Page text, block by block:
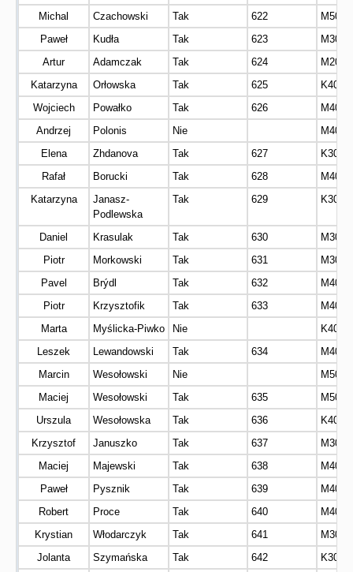
Michal
Czachowski Tak 622
M50
Paweł
Kudła Tak 623
M30
Artur
Adamczak Tak 624
M20
Katarzyna
Orłowska Tak 625
K40
Wojciech
Powałko Tak 626
M40
Andrzej
Polonis Nie
M40
Elena
Zhdanova Tak 627
K30
Rafał
Borucki Tak 628
M40
Katarzyna
Janasz-
Podlewska
Tak 629 K30
Daniel Krasulak Tak 630
M30
Piotr
Morkowski Tak 631
M30
Pavel
Brýdl Tak 632
M40
Piotr
Krzysztofik Tak 633
M40
Marta
Myślicka-Piwko Nie
K40
Leszek
Lewandowski Tak 634
M40
Marcin
Wesołowski Nie
M50
Maciej
Wesołowski Tak 635
M50
Urszula
Wesołowska Tak 636
K40
Krzysztof
Januszko Tak 637
M30
Maciej
Majewski Tak 638
M40
Paweł
Pysznik Tak 639
M40
Robert
Proce Tak 640
M40
Krystian
Włodarczyk Tak 641
M30
Jolanta
Szymańska Tak 642
K30